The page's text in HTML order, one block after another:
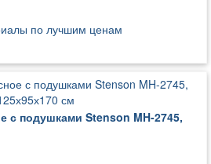
по лучшим ценам
с подушками Stenson MH-2745,